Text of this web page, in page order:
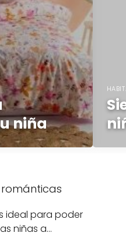
niña
ideal para poder
niñas a…